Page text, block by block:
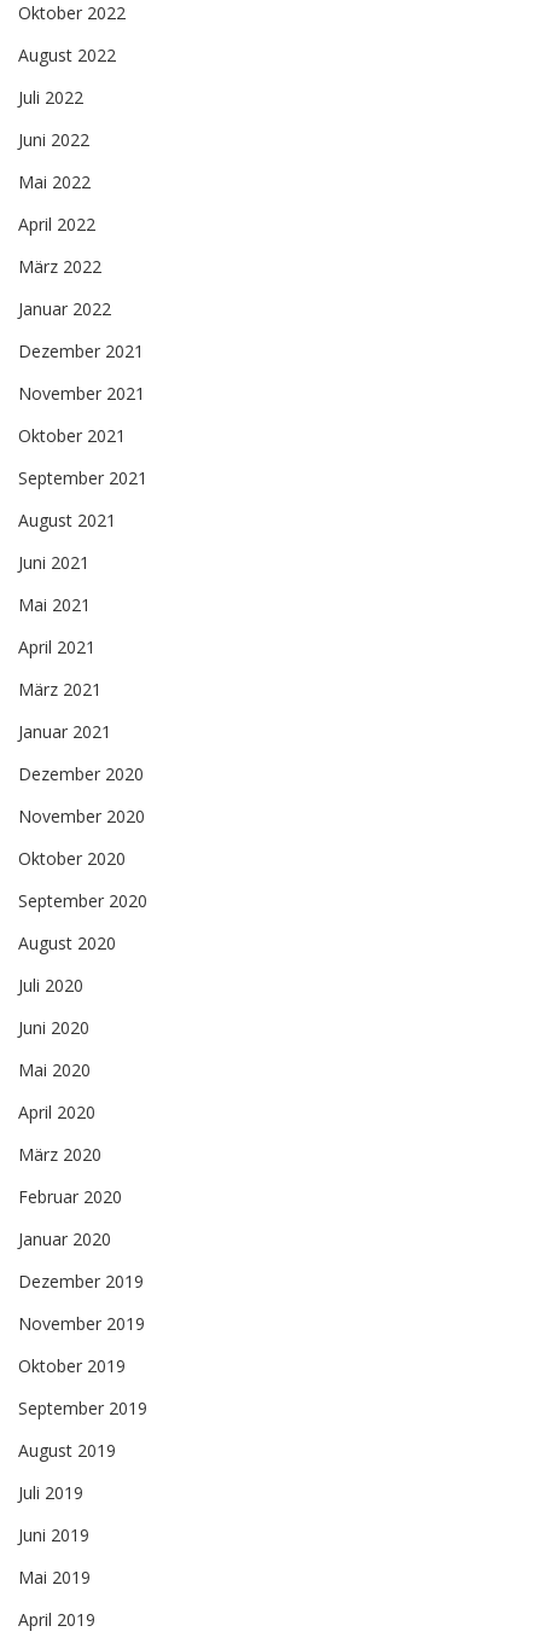
Oktober 2022
August 2022
Juli 2022
Juni 2022
Mai 2022
April 2022
März 2022
Januar 2022
Dezember 2021
November 2021
Oktober 2021
September 2021
August 2021
Juni 2021
Mai 2021
April 2021
März 2021
Januar 2021
Dezember 2020
November 2020
Oktober 2020
September 2020
August 2020
Juli 2020
Juni 2020
Mai 2020
April 2020
März 2020
Februar 2020
Januar 2020
Dezember 2019
November 2019
Oktober 2019
September 2019
August 2019
Juli 2019
Juni 2019
Mai 2019
April 2019